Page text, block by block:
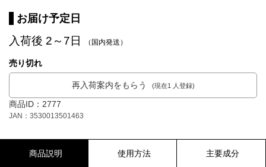
お届け予定日
入荷後 2～7日 （国内発送）
売り切れ
再入荷案内をもらう (現在1 人登録)
商品ID：2777
JAN：3530013501463
商品説明 使用方法 主要成分